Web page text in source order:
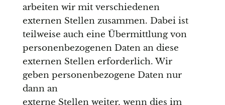
arbeiten wir mit verschiedenen
externen Stellen zusammen. Dabei ist
teilweise auch eine Übermittlung von
personenbezogenen Daten an diese
externen Stellen erforderlich. Wir
geben personenbezogene Daten nur
dann an
externe Stellen weiter, wenn dies im